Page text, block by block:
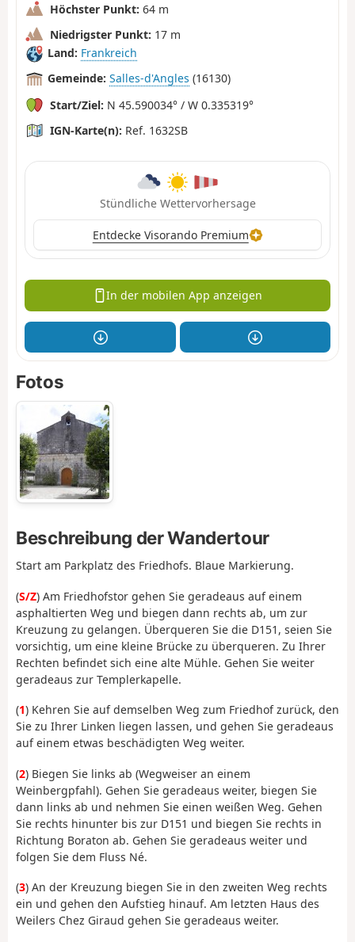
Höchster Punkt: 64 m
Niedrigster Punkt: 17 m
Land: Frankreich
Gemeinde: Salles-d'Angles (16130)
Start/Ziel: N 45.590034° / W 0.335319°
IGN-Karte(n): Ref. 1632SB
Stündliche Wettervorhersage
Entdecke Visorando Premium
In der mobilen App anzeigen
Fotos
Beschreibung der Wandertour
Start am Parkplatz des Friedhofs. Blaue Markierung.
(S/Z) Am Friedhofstor gehen Sie geradeaus auf einem
asphaltierten Weg und biegen dann rechts ab, um zur
Kreuzung zu gelangen. Überqueren Sie die D151, seien Sie
vorsichtig, um eine kleine Brücke zu überqueren. Zu Ihrer
Rechten befindet sich eine alte Mühle. Gehen Sie weiter
geradeaus zur Templerkapelle.
(1) Kehren Sie auf demselben Weg zum Friedhof zurück, den
Sie zu Ihrer Linken liegen lassen, und gehen Sie geradeaus
auf einem etwas beschädigten Weg weiter.
(2) Biegen Sie links ab (Wegweiser an einem
Weinbergpfahl). Gehen Sie geradeaus weiter, biegen Sie
dann links ab und nehmen Sie einen weißen Weg. Gehen
Sie rechts hinunter bis zur D151 und biegen Sie rechts in
Richtung Boraton ab. Gehen Sie geradeaus weiter und
folgen Sie dem Fluss Né.
(3) An der Kreuzung biegen Sie in den zweiten Weg rechts
ein und gehen den Aufstieg hinauf. Am letzten Haus des
Weilers Chez Giraud gehen Sie geradeaus weiter.